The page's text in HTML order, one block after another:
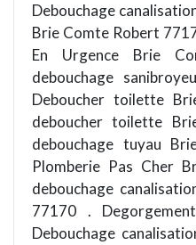
Debouchage
Brie Comte Robert
En Urgence Brie
debouchage
Deboucher toilette
deboucher toilette
debouchage tuyau
Plomberie Pas Cher
debouchage
77170 .
Debouchage